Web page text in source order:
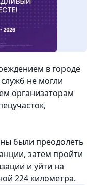
в городе
не могли
организаторам
были преодолеть
затем пройти
и уйти на
224 километра.